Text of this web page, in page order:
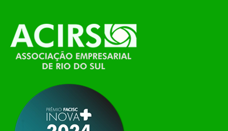
ACIRS, Jardel José Busarello, com os núcleos…